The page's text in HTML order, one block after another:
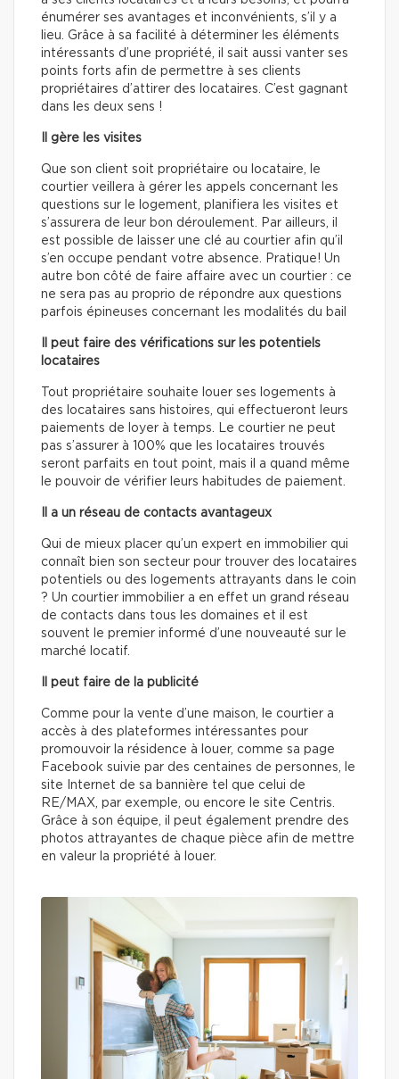
énumérer ses avantages et inconvénients, s’il y a
lieu. Grâce à sa facilité à déterminer les éléments
intéressants d’une propriété, il sait aussi vanter ses
points forts afin de permettre à ses clients
propriétaires d’attirer des locataires. C’est gagnant
dans les deux sens !
Il gère les visites
Que son client soit propriétaire ou locataire, le
courtier veillera à gérer les appels concernant les
questions sur le logement, planifiera les visites et
s’assurera de leur bon déroulement. Par ailleurs, il
est possible de laisser une clé au courtier afin qu’il
s’en occupe pendant votre absence. Pratique! Un
autre bon côté de faire affaire avec un courtier : ce
ne sera pas au proprio de répondre aux questions
parfois épineuses concernant les modalités du bail
Il peut faire des vérifications sur les potentiels
locataires
Tout propriétaire souhaite louer ses logements à
des locataires sans histoires, qui effectueront leurs
paiements de loyer à temps. Le courtier ne peut
pas s’assurer à 100% que les locataires trouvés
seront parfaits en tout point, mais il a quand même
le pouvoir de vérifier leurs habitudes de paiement.
Il a un réseau de contacts avantageux
Qui de mieux placer qu’un expert en immobilier qui
connaît bien son secteur pour trouver des locataires
potentiels ou des logements attrayants dans le coin
? Un courtier immobilier a en effet un grand réseau
de contacts dans tous les domaines et il est
souvent le premier informé d’une nouveauté sur le
marché locatif.
Il peut faire de la publicité
Comme pour la vente d’une maison, le courtier a
accès à des plateformes intéressantes pour
promouvoir la résidence à louer, comme sa page
Facebook suivie par des centaines de personnes, le
site Internet de sa bannière tel que celui de
RE/MAX, par exemple, ou encore le site Centris.
Grâce à son équipe, il peut également prendre des
photos attrayantes de chaque pièce afin de mettre
en valeur la propriété à louer.